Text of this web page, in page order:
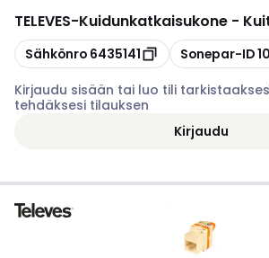
TELEVES-Kuidunkatkaisukone -
Kopioi
Sähkönro 6435141 Kopioi
Sonepar-ID
Kirjaudu sisään tai luo tili
tehdäksesi tilauksen
Kirjaudu